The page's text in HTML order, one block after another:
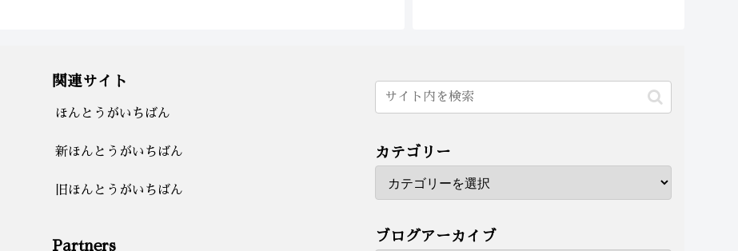
関連サイト
ほんとうがいちばん
新ほんとうがいちばん
旧ほんとうがいちばん
Partners
カテゴリー
ブログアーカイブ